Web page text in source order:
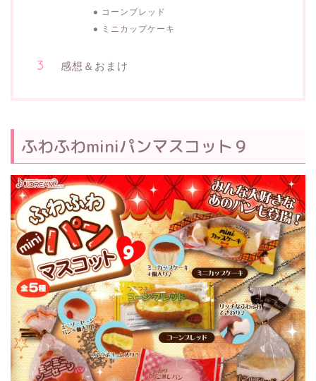
コーンブレッド
ミニカップケーキ
感想＆おまけ
ふわふわminiパンマスコット９